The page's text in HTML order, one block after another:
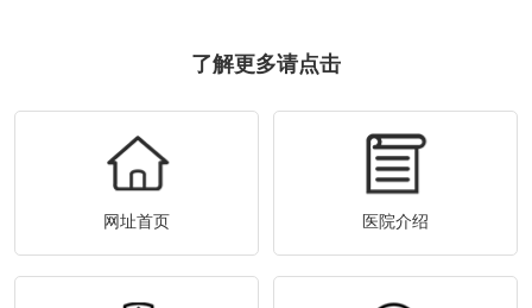
了解更多请点击
网址首页 医院介绍